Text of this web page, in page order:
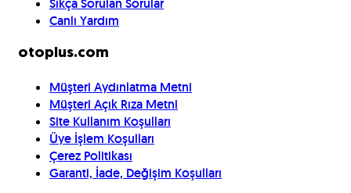
Canlı Yardım
otoplus.com
Müşteri Aydınlatma Metni
Müşteri Açık Rıza Metni
Site Kullanım Koşulları
Üye İşlem Koşulları
Çerez Politikası
Garanti, İade, Değişim Koşulları